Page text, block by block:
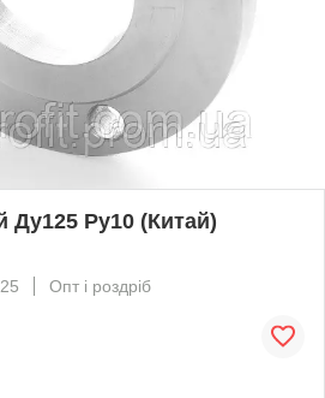
Ду125 Ру10 (Китай)
Опт і роздріб